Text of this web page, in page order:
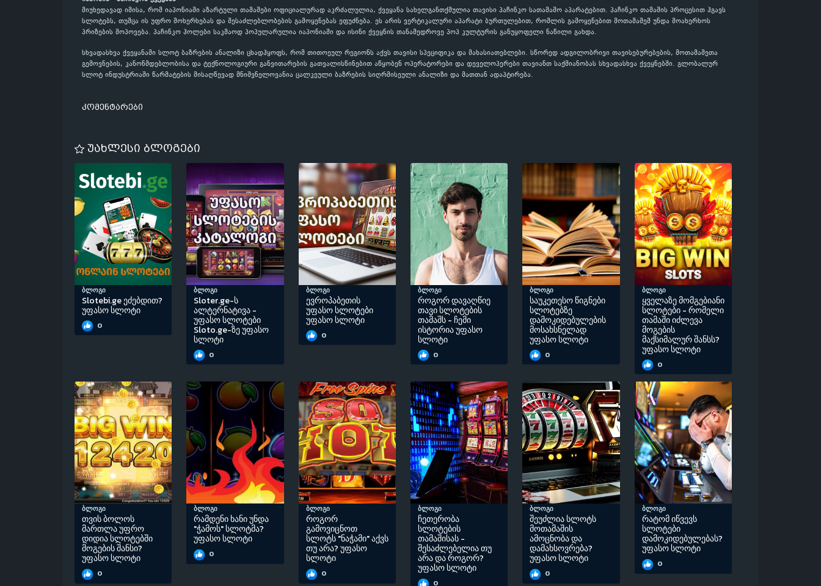
მიუხედავად იმისა, რომ იაპონიაში აზარტული თამაშები ოფიციალურად აკრძალულია, ქვეყანა სახელგანთქმულია თავისი პაჩინკო სათამაშო აპარატებით. პაჩინკო თამაშის პროცესით ჰგავს
სლოტებს, თუმცა ის უფრო მოხერხებას და შესაძლებლობების გამოყენებას ეფუძნება. ეს არის ვერტიკალური აპარატი ბურთულებით, რომლის გამოყენებით მოთამაშემ უნდა მოახერხოს
პრიზების მოპოვება. პაჩინკო ჰოლები საკმაოდ პოპულარულია იაპონიაში და ისინი ქვეყნის თანამედროვე პოპ კულტურის განუყოფელი ნაწილი გახდა.
სხვადასხვა ქვეყანაში სლოტ ბაზრების ანალიზი ცხადჰყოფს, რომ თითოეულ რეგიონს აქვს თავისი სპეციფიკა და მახასიათებლები. სწორედ ადგილობრივი თავისებურებების, მოთამაშეთა
გემოვნების, კანონმდებლობისა და ტექნოლოგიური განვითარების გათვალისწინებით აწყობენ ოპერატორები და დეველოპერები თავიანთ საქმიანობას სხვადასხვა ქვეყნებში. გლობალურ
სლოტ ინდუსტრიაში წარმატების მისაღწევად მნიშვნელოვანია ცალკეული ბაზრების სიღრმისეული ანალიზი და მათთან ადაპტირება.
კომენტარები
უახლესი ბლოგები
ბლოგი
Slotebi.ge ეძებდით?
უფასო სლოტი
0
ბლოგი
Sloter.ge-ს
ალტერნატივა -
უფასო სლოტები
Sloto.ge-ზე უფასო
სლოტი
0
ბლოგი
ევროპაბეთის
უფასო სლოტები
უფასო სლოტი
0
ბლოგი
როგორ დავაღწიე
თავი სლოტების
თამაშს - ჩემი
ისტორია უფასო
სლოტი
0
ბლოგი
საუკეთესო წიგნები
სლოტებზე
დამოკიდებულების
მოსახსნელად
უფასო სლოტი
0
ბლოგი
ყველაზე მომგებიანი
სლოტები - რომელი
თამაში იძლევა
მოგების
მაქსიმალურ შანსს?
უფასო სლოტი
0
ბლოგი
თვის ბოლოს
მართლა უფრო
დიდია სლოტებში
მოგების შანსი?
უფასო სლოტი
0
ბლოგი
რამდენი ხანი უნდა
"ჭამოს" სლოტმა?
უფასო სლოტი
0
ბლოგი
როგორ
გამოვიცნოთ
სლოტს "ნაჭამი" აქვს
თუ არა? უფასო
სლოტი
0
ბლოგი
ჩეთერობა
სლოტების
თამაშისას -
შესაძლებელია თუ
არა და როგორ?
უფასო სლოტი
0
ბლოგი
შეუძლია სლოტს
მოთამაშის
ამოცნობა და
დამახსოვრება?
უფასო სლოტი
0
ბლოგი
რატომ იწვევს
სლოტები
დამოკიდებულებას?
უფასო სლოტი
0